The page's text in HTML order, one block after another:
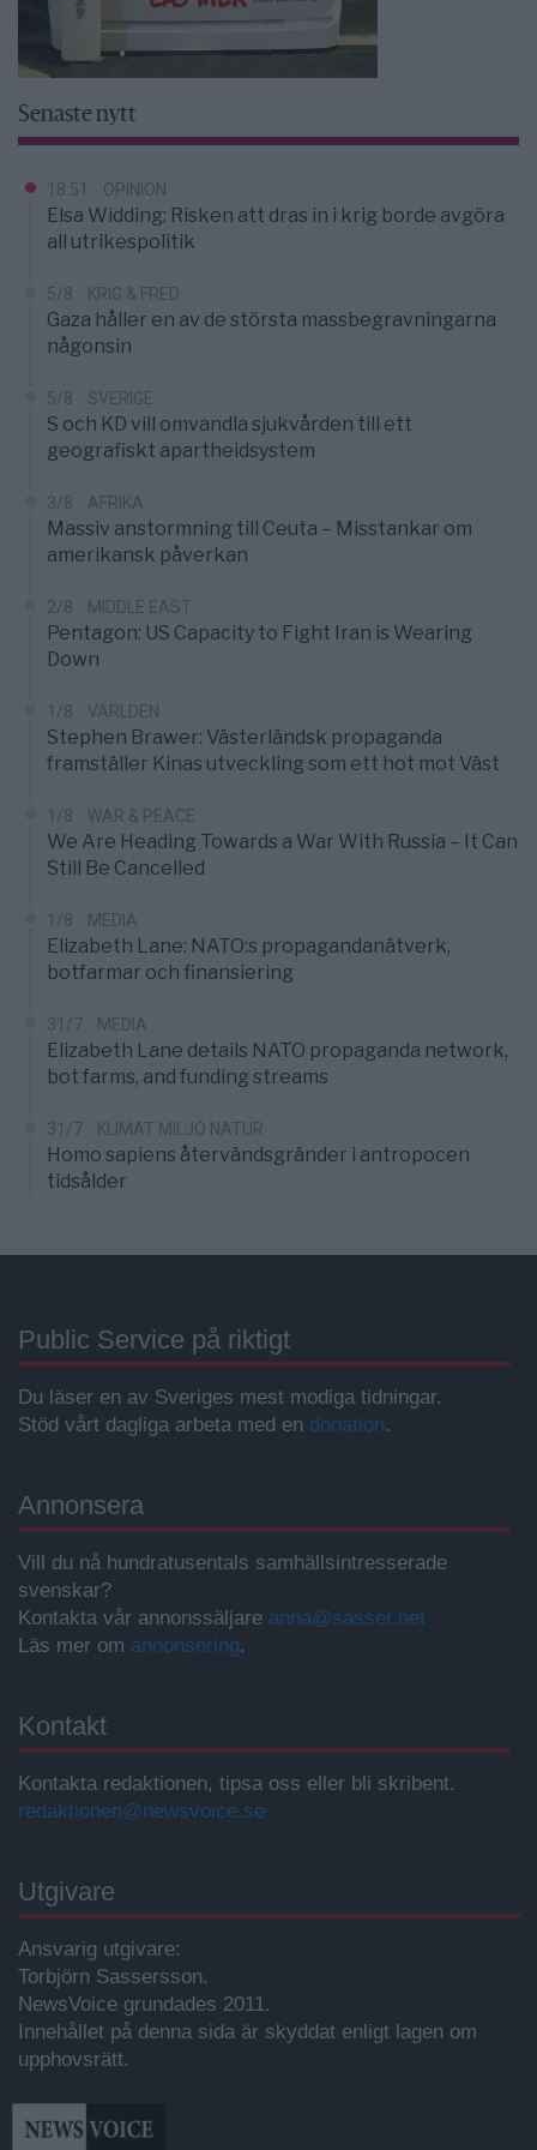
Senaste nytt
18:51 OPINION
Elsa Widding: Risken att dras in i krig borde avgöra
all utrikespolitik
5/8 KRIG & FRED
Gaza håller en av de största massbegravningarna
någonsin
5/8 SVERIGE
S och KD vill omvandla sjukvården till ett
geografiskt apartheidsystem
3/8 AFRIKA
Massiv anstormning till Ceuta – Misstankar om
amerikansk påverkan
2/8 MIDDLE EAST
Pentagon: US Capacity to Fight Iran is Wearing
Down
1/8 VÄRLDEN
Stephen Brawer: Västerländsk propaganda
framställer Kinas utveckling som ett hot mot Väst
1/8 WAR & PEACE
We Are Heading Towards a War With Russia – It Can
Still Be Cancelled
1/8 MEDIA
Elizabeth Lane: NATO:s propagandanätverk,
botfarmar och finansiering
31/7 MEDIA
Elizabeth Lane details NATO propaganda network,
bot farms, and funding streams
31/7 KLIMAT MILJÖ NATUR
Homo sapiens återvändsgränder i antropocen
tidsålder
Public Service på riktigt
Du läser en av Sveriges mest modiga tidningar.
Stöd vårt dagliga arbeta med en donation.
Annonsera
Vill du nå hundratusentals samhällsintresserade
svenskar?
Kontakta vår annonssäljare anna@sasser.net
Läs mer om annonsering.
Kontakt
Kontakta redaktionen, tipsa oss eller bli skribent.
redaktionen@newsvoice.se
Utgivare
Ansvarig utgivare:
Torbjörn Sassersson.
NewsVoice grundades 2011.
Innehållet på denna sida är skyddat enligt lagen om
upphovsrätt.